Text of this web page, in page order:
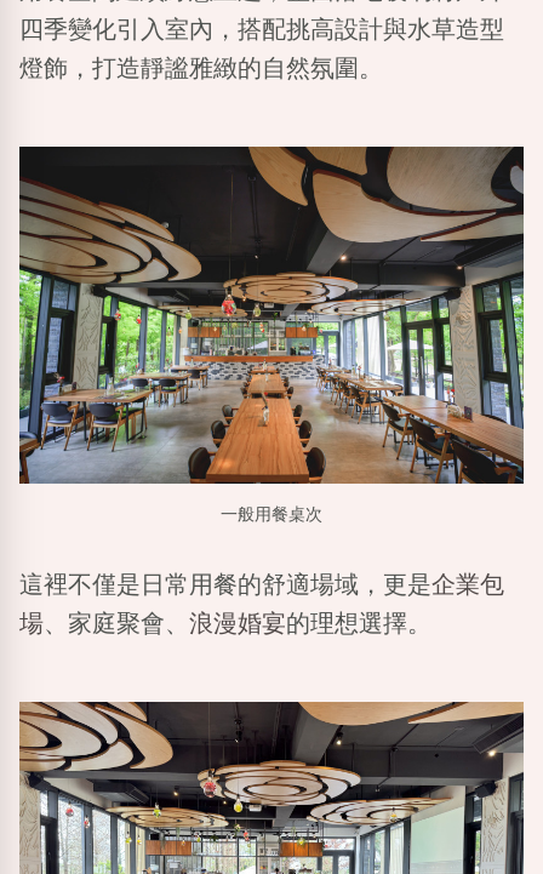
四季變化引入室內，搭配挑高設計與水草造型
燈飾，打造靜謐雅緻的自然氛圍。
一般用餐桌次
這裡不僅是日常用餐的舒適場域，更是企業包
場、家庭聚會、 浪漫婚宴的理想選擇。